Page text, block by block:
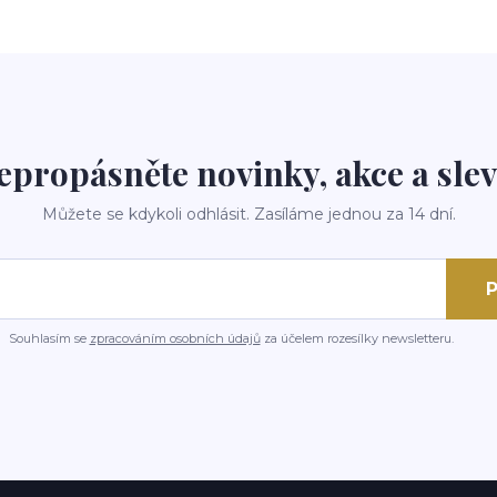
novinky, akce a
Můžete se kdykoli odhlásit. Zasíláme jednou za 14 dní.
Souhlasím se zpracováním osobních údajůza účelem rozesílky newsletteru.